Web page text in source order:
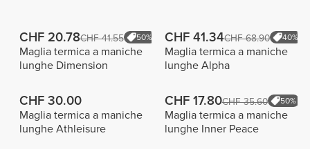
CHF 20.78CHF 41.55 50%
Maglia termica a maniche
lunghe Dimension
CHF 41.34CHF 68.90 40%
Maglia termica a maniche
lunghe Alpha
CHF 30.00
Maglia termica a maniche
lunghe Athleisure
CHF 17.80CHF 35.60 50%
Maglia termica a maniche
lunghe Inner Peace